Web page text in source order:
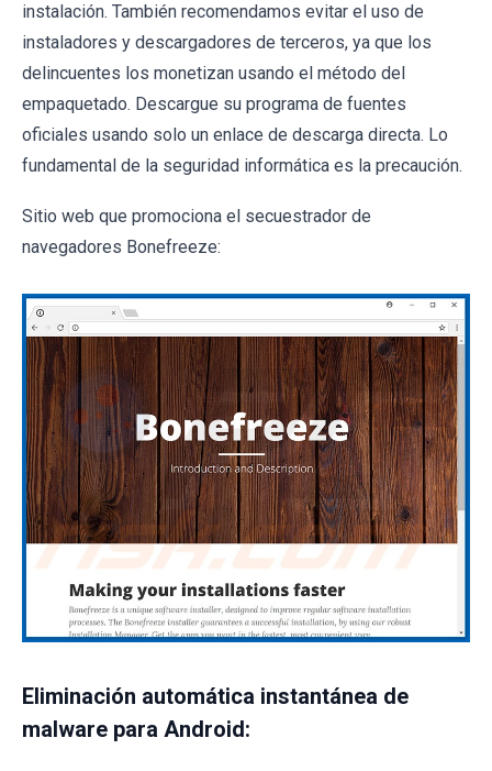
instalación. También recomendamos evitar el uso de
instaladores y descargadores de terceros, ya que los
delincuentes los monetizan usando el método del
empaquetado. Descargue su programa de fuentes
oficiales usando solo un enlace de descarga directa. Lo
fundamental de la seguridad informática es la precaución.
Sitio web que promociona el secuestrador de
navegadores Bonefreeze:
Eliminación automática instantánea de
malware para Android: